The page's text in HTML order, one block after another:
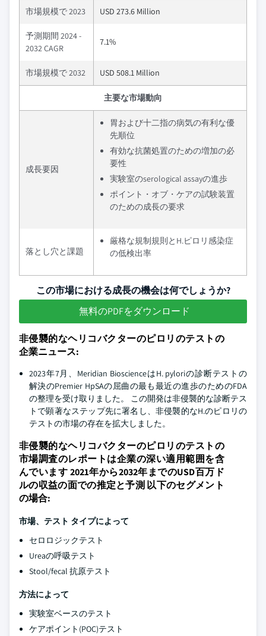
市場規模で 2023 USD 273.6 Million
予測期間 2024 -
2032 CAGR
7.1%
市場規模で 2032 USD 508.1 Million
主要な市場動向
成長要因
胃および十二指の病気の有利な優
先順位
有効な抗菌処置のための増加の必
要性
実験室のserological assayの進歩
ポイント・オブ・ケアの試験装置
のための成長の要求
落とし穴と課題
厳格な規制規則とH.ピロリ感染症
の低検出率
この市場における成長の機会は何でしょうか?
無料のPDFをダウンロード
非侵襲的なヘリコバクターのピロリのテストの
企業ニュース:
2023年7月、Meridian BioscienceはH. pyloriの診断テストの
解決のPremier HpSAの屈曲の最も最近の進歩のためのFDA
の整理を受け取りました。 この開発は非侵襲的な診断テス
トで顕著なステップ先に署名し、非侵襲的なH.のピロリの
テストの市場の存在を拡大しました。
非侵襲的なヘリコバクターのピロリのテストの
市場調査のレポートは企業の深い適用範囲を含
んでいます 2021年から2032年までのUSD百万ド
ルの収益の面での推定と予測 以下のセグメント
の場合:
市場、テスト タイプによって
セロロジックテスト
Ureaの呼吸テスト
Stool/fecal 抗原テスト
方法によって
実験室ベースのテスト
ケアポイント(POC)テスト